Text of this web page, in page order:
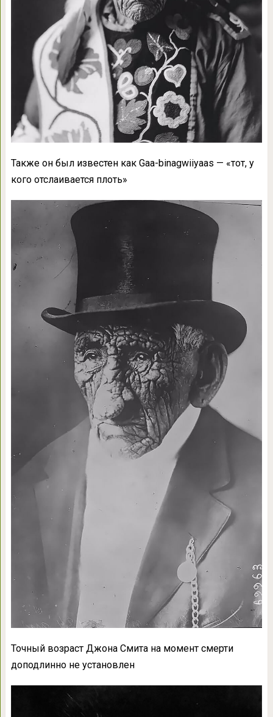
Также он был известен как Gaa-binagwiiyaas — «тот, у
кого отслаивается плоть»
Точный возраст Джона Смита на момент смерти
доподлинно не установлен